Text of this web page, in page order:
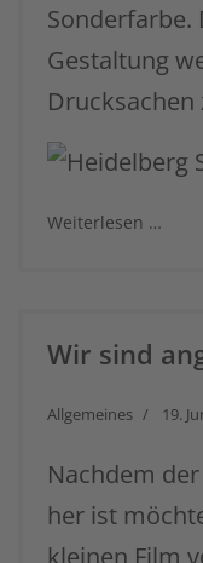
Sonderfarbe.
Gestaltung
Weiterlesen …
Wir sind
Allgemeines 19.
Nachdem
her ist
kleinen Film